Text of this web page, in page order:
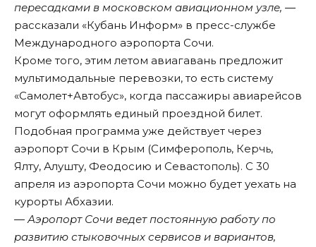
пересадками в московском авиационном узле, ―
рассказали «Кубань Информ» в пресс-службе
Международного аэропорта Сочи.
Кроме того, этим летом авиагавань предложит
мультимодальные перевозки, то есть систему
«Самолет+Автобус», когда пассажиры авиарейсов
могут оформлять единый проездной билет.
Подобная программа уже действует через
аэропорт Сочи в Крым (Симферополь, Керчь,
Ялту, Алушту, Феодосию и Севастополь). С 30
апреля из аэропорта Сочи можно будет уехать на
курорты Абхазии.
― Аэропорт Сочи ведет постоянную работу по
развитию стыковочных сервисов и вариантов,